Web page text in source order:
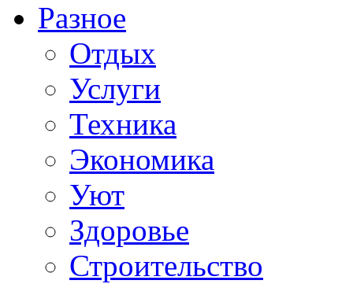
Разное
Отдых
Услуги
Техника
Экономика
Уют
Здоровье
Строительство